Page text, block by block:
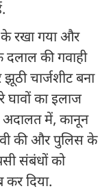
के रखा गया और
की गवाही
चार्जशीट बना
घावों का इलाज
अदालत में, कानून
की और पुलिस के
संबंधों को
दिया.